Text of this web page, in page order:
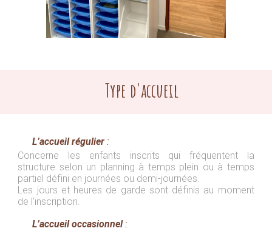
Type d'accueil
L’accueil régulier :
Concerne les enfants inscrits qui fréquentent la
structure selon un planning à temps plein ou à temps
partiel défini en journées ou demi-journées.
Les jours et heures de garde sont définis au moment
de l'inscription.
L’accueil occasionnel: